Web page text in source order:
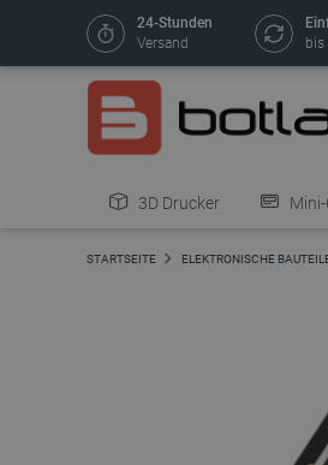
24-Stunden
Versand
bis
3D Drucker
STARTSEITE ELEKTRONISCHE